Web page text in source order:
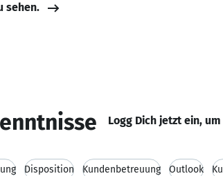
sehen.
Logg Dich jetzt ein,
Disposition Kundenbetreuung Outlook